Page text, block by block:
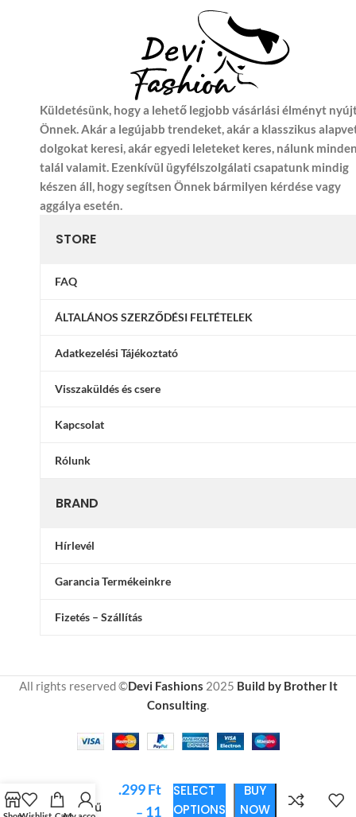
Küldetésünk, hogy a lehető legjobb vásárlási élményt
Önnek. Akár a legújabb trendeket, akár a klasszikus
dolgokat keresi, akár egyedi leleteket keres, nálunk
talál valamit. Ezenkívül ügyfélszolgálati csapatunk mindig
készen áll, hogy segítsen Önnek bármilyen kérdése vagy
aggálya esetén.
STORE
FAQ
ÁLTALÁNOS SZERZŐDÉSI FELTÉTELEK
Adatkezelési Tájékoztató
Visszaküldés és csere
Kapcsolat
Rólunk
BRAND
Hírlevél
Garancia Termékeinkre
Fizetés – Szállítás
All rights reserved ©Devi Fashions 2025 Build by Brother It
Consulting.
Barna
Egyszínű
.299Ft
– 11
SELECT
OPTIONS
BUY
NOW